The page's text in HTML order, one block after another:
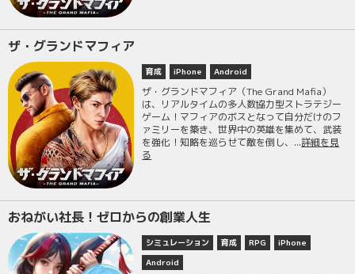
ザ・グランドマフィア
育成 iPhone Android
ザ・グランドマフィア（The Grand Mafia）
は、リアルタイムの多人数協力型ストラテジー
ゲーム！マフィアのボスとなって自分だけのフ
ァミリーを築き、世界中の英雄を集めて、武装
を強化！知略を巡らせて敵を倒し、...詳細を見
る
おねがい社長！ゼロからの創業人生
シミュレーション 育成 RPG
iPhone
Android